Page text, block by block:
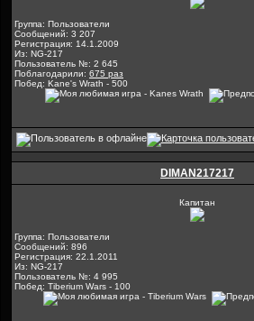
Группа: Пользователи
Сообщений: 3 207
Регистрация: 14.1.2009
Из: NG-217
Пользователь №: 2 645
Поблагодарили: 675 раз
Побед: Kane's Wrath - 500
DIMAN217217
Капитан
Группа: Пользователи
Сообщений: 896
Регистрация: 22.1.2011
Из: NG-217
Пользователь №: 4 995
Побед: Tiberium Wars - 100